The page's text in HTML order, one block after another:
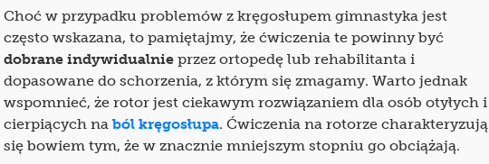
Choć w przypadku problemów z kręgosłupem gimnastyka jest
często wskazana, to pamiętajmy, że ćwiczenia te powinny być
dobrane indywidualnie przez ortopedę lub rehabilitanta i
dopasowane do schorzenia, z którym się zmagamy. Warto jednak
wspomnieć, że rotor jest ciekawym rozwiązaniem dla osób otyłych i
cierpiących na ból kręgosłupa. Ćwiczenia na rotorze charakteryzują
się bowiem tym, że w znacznie mniejszym stopniu go obciążają.